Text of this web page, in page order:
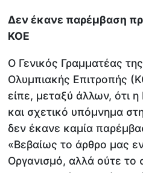
Δεν έκανε παρέμβαση
ΚΟΕ
Ο Γενικός Γραμματέας
Ολυμπιακής Επιτροπής
είπε, μεταξύ άλλων, ότι
και σχετικό υπόμνημα
δεν έκανε καμία
«Βεβαίως το άρθρο μας
Οργανισμό, αλλά ούτε το